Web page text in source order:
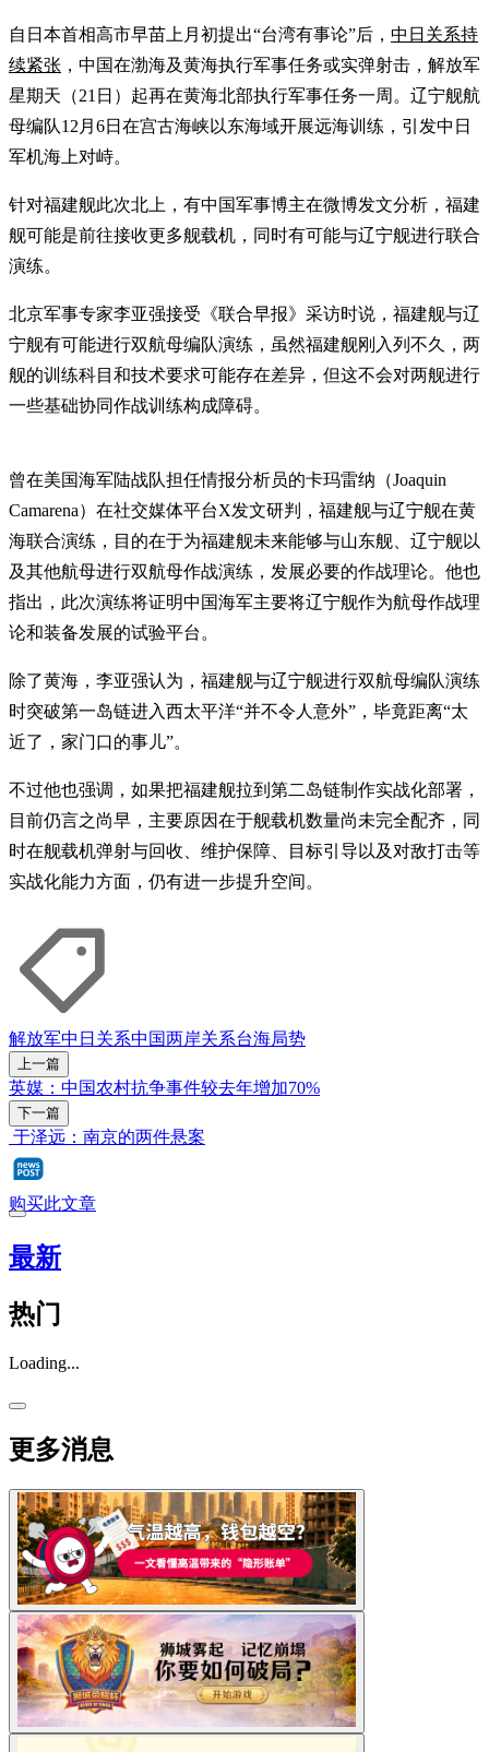
自日本首相高市早苗上月初提出“台湾有事论”后， 中日关系持
续紧张 ，中国在渤海及黄海执行军事任务或实弹射击，解放军
星期天（21日）起再在黄海北部执行军事任务一周。辽宁舰航
母编队12月6日在宫古海峡以东海域开展远海训练，引发中日
军机海上对峙。
针对福建舰此次北上，有中国军事博主在微博发文分析，福建
舰可能是前往接收更多舰载机，同时有可能与辽宁舰进行联合
演练。
北京军事专家李亚强接受《联合早报》采访时说，福建舰与辽
宁舰有可能进行双航母编队演练，虽然福建舰刚入列不久，两
舰的训练科目和技术要求可能存在差异，但这不会对两舰进行
一些基础协同作战训练构成障碍。
曾在美国海军陆战队担任情报分析员的卡玛雷纳（Joaquin
Camarena）在社交媒体平台X发文研判，福建舰与辽宁舰在黄
海联合演练，目的在于为福建舰未来能够与山东舰、辽宁舰以
及其他航母进行双航母作战演练，发展必要的作战理论。他也
指出，此次演练将证明中国海军主要将辽宁舰作为航母作战理
论和装备发展的试验平台。
除了黄海，李亚强认为，福建舰与辽宁舰进行双航母编队演练
时突破第一岛链进入西太平洋“并不令人意外”，毕竟距离“太
近了，家门口的事儿”。
不过他也强调，如果把福建舰拉到第二岛链制作实战化部署，
目前仍言之尚早，主要原因在于舰载机数量尚未完全配齐，同
时在舰载机弹射与回收、维护保障、目标引导以及对敌打击等
实战化能力方面，仍有进一步提升空间。
解放军中日关系中国两岸关系台海局势
上一篇
英媒：中国农村抗争事件较去年增加70%
下一篇
于泽远：南京的两件悬案
购买此文章
最新
热门
Loading...
更多消息